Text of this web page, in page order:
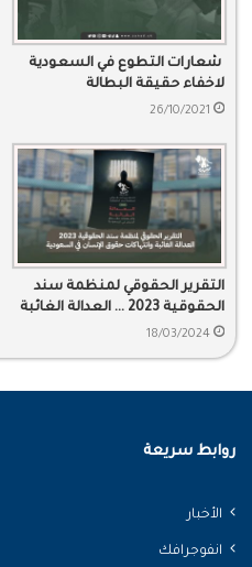
شعارات التطوع في السعودية
لاخفاء حقيقة البطالة
26/10/2021
التقرير الحقوقي لمنظمة سند
الحقوقية 2023 … العدالة الغائبة
وانتهاكات حقوق الإنسان في
18/03/2024
روابط سريعة
الأخبار
انفوجرافك